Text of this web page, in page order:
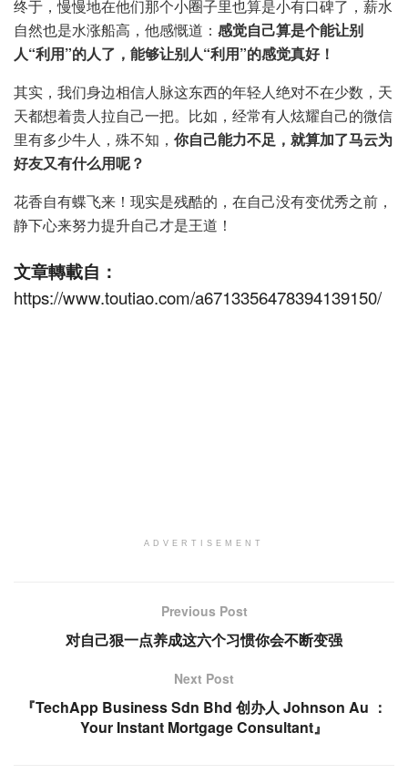
终于，慢慢地在他们那个小圈子里也算是小有口碑了，薪水
自然也是水涨船高，他感慨道： 感觉自己算是个能让别
人“利用”的人了，能够让别人“利用”的感觉真好！
其实，我们身边相信人脉这东西的年轻人绝对不在少数，天
天都想着贵人拉自己一把。比如，经常有人炫耀自己的微信
里有多少牛人，殊不知， 你自己能力不足，就算加了马云为
好友又有什么用呢？
花香自有蝶飞来！现实是残酷的，在自己没有变优秀之前，
静下心来努力提升自己才是王道！
文章轉載自：
https://www.toutiao.com/a6713356478394139150/
ADVERTISEMENT
Previous Post
对自己狠一点养成这六个习惯你会不断变强
Next Post
『TechApp Business Sdn Bhd 创办人 Johnson Au ：
Your Instant Mortgage Consultant』